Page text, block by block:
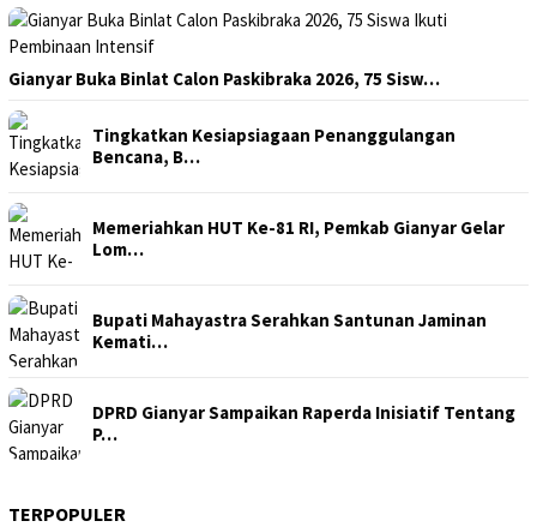
Gianyar Buka Binlat Calon Paskibraka 2026, 75 Sisw…
Tingkatkan Kesiapsiagaan Penanggulangan
Bencana, B…
Memeriahkan HUT Ke-81 RI, Pemkab Gianyar Gelar
Lom…
Bupati Mahayastra Serahkan Santunan Jaminan
Kemati…
DPRD Gianyar Sampaikan Raperda Inisiatif Tentang
P…
TERPOPULER